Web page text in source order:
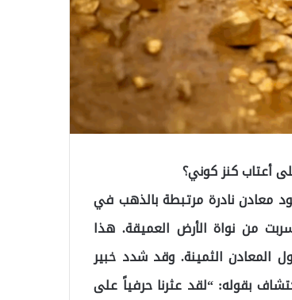
أعتاب كنز كوني؟
معادن نادرة مرتبطة بالذهب في
من نواة الأرض العميقة. هذا
المعادن الثمينة. وقد شدد خبير
بقوله: “لقد عثرنا حرفياً على